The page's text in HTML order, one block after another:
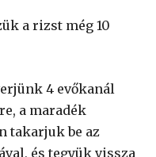
a rizst még 10
4 evőkanál
a maradék
takarjuk be az
és tegyük vissza